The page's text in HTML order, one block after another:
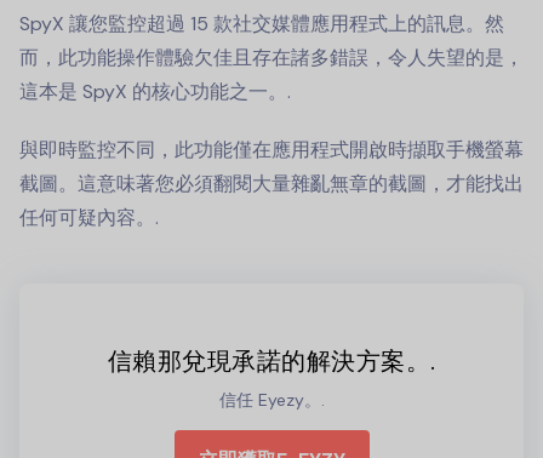
SpyX 讓您監控超過 15 款社交媒體應用程式上的訊息。然
而，此功能操作體驗欠佳且存在諸多錯誤，令人失望的是，
這本是 SpyX 的核心功能之一。.
與即時監控不同，此功能僅在應用程式開啟時擷取手機螢幕
截圖。這意味著您必須翻閱大量雜亂無章的截圖，才能找出
任何可疑內容。.
信賴那兌現承諾的解決方案。.
信任 Eyezy。.